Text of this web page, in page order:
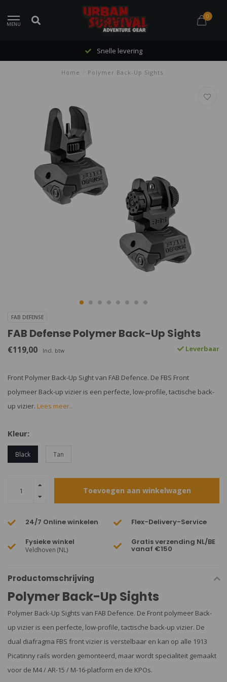
MENU
0
Snelle levering
Home Polymer Back-Up Sights
FAB DEFENSE
FAB Defense Polymer Back-Up Sights
€119,00 Incl. btw Leverbaar
Front Polymer Back-Up Sight van FAB Defence. De FBS Front
polymeer Back-up vizier is een perfecte, low-profile, tactische back-
up vizier. Lees meer..
Kleur:
Black Tan
Toevoegen aan winkelwagen
24/7 Online winkelen Flex-Delivery-Service
Fysieke winkel
Veldhoven (NL)
Gratis verzending NL/BE
vanaf €150
Productomschrijving
Polymer Back-Up Sights
Polymer Back-Up Sights van FAB Defence. De Front polymeer Back-
up vizier is een perfecte, low-profile, tactische back-up vizier. De
dual diafragma FBS front vizier is verstelbaar en kan op alle 1913
Picatinny rails worden gemonteerd, maar wordt specialiteit gemaakt
voor de M4 / AR-15 / M-16-platform en de KPOs.